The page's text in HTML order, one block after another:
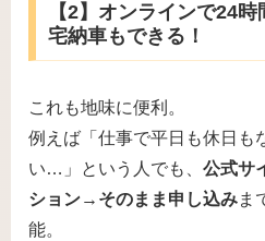
【2】オンラインで24
宅納車もできる！
これも地味に便利。
例えば「仕事で平日も休日も
い…」という人でも、 公式サ
ション→そのまま申し込みま
能。